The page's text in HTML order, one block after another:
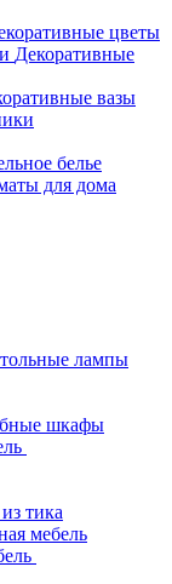
цветы
Декоративные
вазы
белье
для дома
лампы
шкафы
тика
мебель